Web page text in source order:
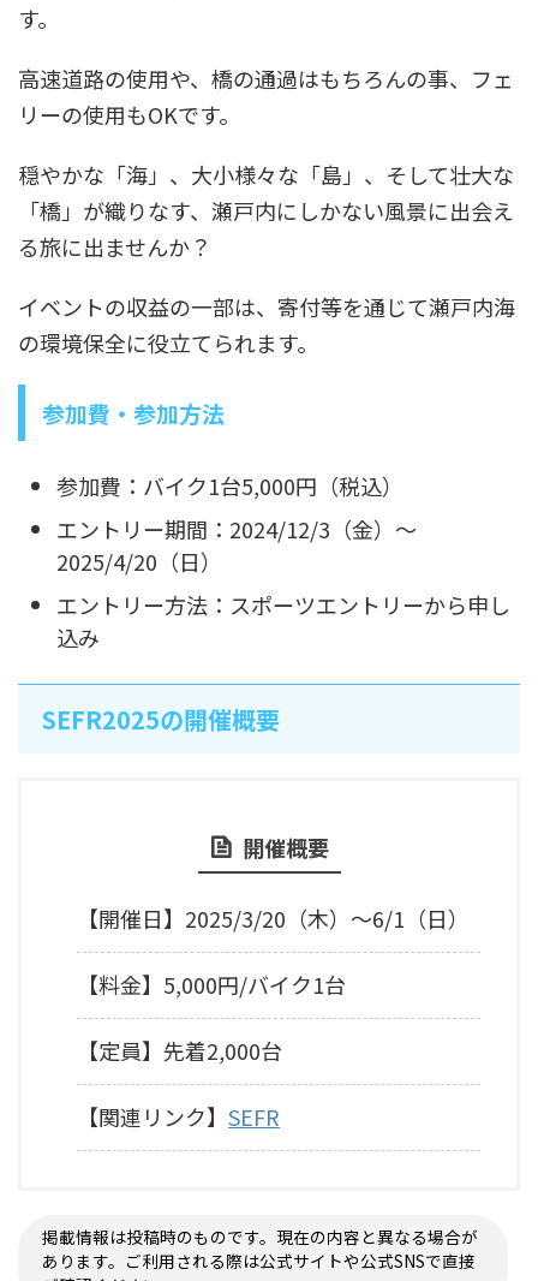
す。
高速道路の使用や、橋の通過はもちろんの事、フェ
リーの使用もOKです。
穏やかな「海」、大小様々な「島」、そして壮大な
「橋」が織りなす、瀬戸内にしかない風景に出会え
る旅に出ませんか？
イベントの収益の一部は、寄付等を通じて瀬戸内海
の環境保全に役立てられます。
参加費・参加方法
参加費：バイク1台5,000円（税込）
エントリー期間：2024/12/3（金）～
2025/4/20（日）
エントリー方法：スポーツエントリーから申し
込み
SEFR2025の開催概要
開催概要
【開催日】2025/3/20（木）～6/1（日）
【料金】5,000円/バイク1台
【定員】先着2,000台
【関連リンク】 SEFR
掲載情報は投稿時のものです。現在の内容と異なる場合が
あります。ご利用される際は公式サイトや公式SNSで直接